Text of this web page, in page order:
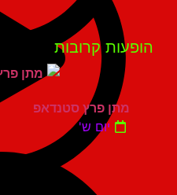
קרובות
מתן פרץ סטנדאפ
יום ש'